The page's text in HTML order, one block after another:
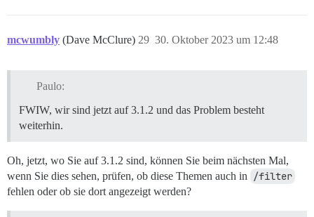
mcwumbly (Dave McClure) 30. Oktober 2023 um 12:48
29
Paulo:
FWIW, wir sind jetzt auf 3.1.2 und das Problem besteht
weiterhin.
Oh, jetzt, wo Sie auf 3.1.2 sind, können Sie beim nächsten Mal,
wenn Sie dies sehen, prüfen, ob diese Themen auch in
/filter
fehlen oder ob sie dort angezeigt werden?